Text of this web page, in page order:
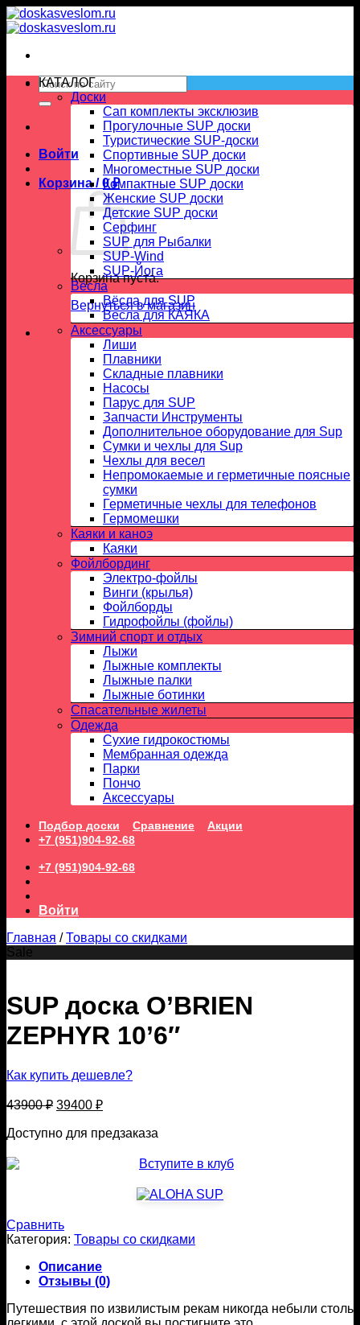
Skip
to
Искать:
Войти
Корзина /0₽
Корзина пуста.
Вернуться в магазин
КАТАЛОГ
Доски
Сап комплекты эксклюзив
Прогулочные SUP доски
Туристические SUP-доски
Спортивные SUP доски
Многоместные SUP доски
Компактные SUP доски
Женские SUP доски
Детские SUP доски
Серфинг
SUP для Рыбалки
SUP-Wind
SUP-Йога
Вёсла
Вёсла для SUP
Весла для КАЯКА
Аксессуары
Лиши
Плавники
Складные плавники
Насосы
Парус для SUP
Запчасти Инструменты
Дополнительное оборудование для Sup
Сумки и чехлы для Sup
Чехлы для весел
Непромокаемые и герметичные поясные
сумки
Герметичные чехлы для телефонов
Гермомешки
Каяки и каноэ
Каяки
Фойлбординг
Электро-фойлы
Винги (крылья)
Фойлборды
Гидрофойлы (фойлы)
Зимний спорт и отдых
Лыжи
Лыжные комплекты
Лыжные палки
Лыжные ботинки
Спасательные жилеты
Одежда
Сухие гидрокостюмы
Мембранная одежда
Парки
Пончо
Аксессуары
Подбор доски Сравнение
Акции
+7 (951)904-92-68
+7 (951)904-92-68
Войти
Главная / Товары со скидками
Sale
SUP доска O’BRIEN
ZEPHYR 10’6″
Как купить дешевле?
43900₽ Первоначальная
составляла
39400 ₽Текущая
39400 ₽.
Доступно для предзаказа
Сравнить
Категория: Товары со скидками
Описание
Отзывы (0)
Путешествия по извилистым рекам никогда небыли столь